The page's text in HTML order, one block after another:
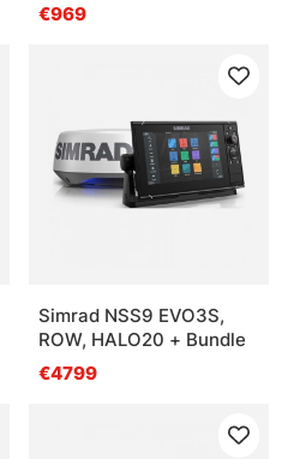
€969
Simrad NSS9 EVO3S,
ROW, HALO20 + Bundle
€4799